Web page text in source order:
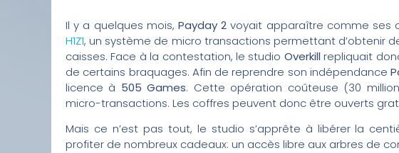
Il y a quelques mois, Payday 2 voyait apparaître comme ses
H1Z1, un système de micro transactions permettant d’obtenir
caisses. Face à la contestation, le studio Overkill repliquait
de certains braquages. Afin de reprendre son indépendance
licence à 505 Games. Cette opération coûteuse (30
micro-transactions. Les coffres peuvent donc être ouverts
Mais ce n’est pas tout, le studio s’apprête à libérer la
profiter de nombreux cadeaux: un accès libre aux arbres de